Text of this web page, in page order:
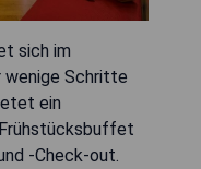
sich im
wenige Schritte
ein
-Check-out.